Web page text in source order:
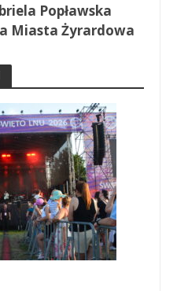
Popławska
Miasta Żyrardowa